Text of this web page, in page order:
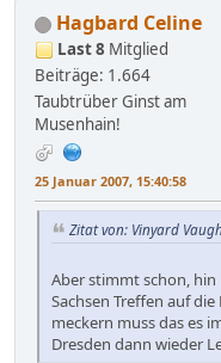
Hagbard Celine
Last 8 Mitglied
Beiträge: 1.664
Taubtrüber Ginst am
Musenhain!
25 Januar 2007, 15:40:58
Zitat von: Vinyard
Aber stimmt schon,
Sachsen Treffen auf
meckern muss das es
Dresden dann wieder